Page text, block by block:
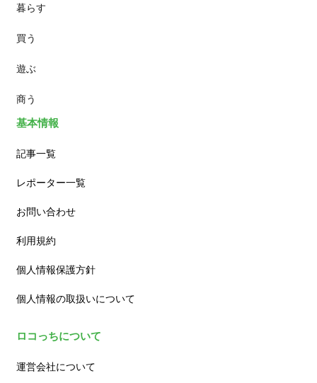
スイーツ
ランチ
カフェ
暮らす
買う
遊ぶ
商う
基本情報
記事一覧
レポーター一覧
お問い合わせ
利用規約
個人情報保護方針
個人情報の取扱いについて
ロコっちについて
運営会社について